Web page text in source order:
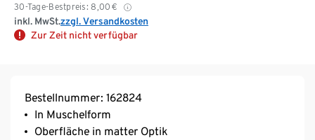
30-Tage-Bestpreis: 8,00 €
inkl. MwSt.zzgl. Versandkosten
Zur Zeit nicht verfügbar
Bestellnummer: 162824
In Muschelform
Oberfläche in matter Optik